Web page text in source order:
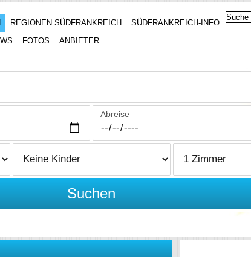
REGIONEN SÜDFRANKREICH
SÜDFRANKREICH-INFO
FOTOS ANBIETER
Abreise
Suchen